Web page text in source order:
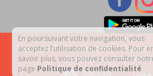
Copyright © 2026 Ak Center |
protégées par le
En poursuivant votre navigation, vous
acceptez l’utilisation de cookies. Pour
savoir plus, vous pouvez consulter
page Politique de confidentialité